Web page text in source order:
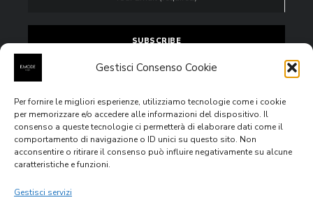
Gestisci Consenso Cookie
Per fornire le migliori esperienze, utilizziamo tecnologie come i cookie
per memorizzare e/o accedere alle informazioni del dispositivo. Il
consenso a queste tecnologie ci permetterà di elaborare dati come il
comportamento di navigazione o ID unici su questo sito. Non
acconsentire o ritirare il consenso può influire negativamente su alcune
caratteristiche e funzioni.
Gestisci servizi
Acceptprivacy policy
All rights reserved © 2020
Giulia n.4, 63074, San Benedetto del Tronto (AP) – P.IVA